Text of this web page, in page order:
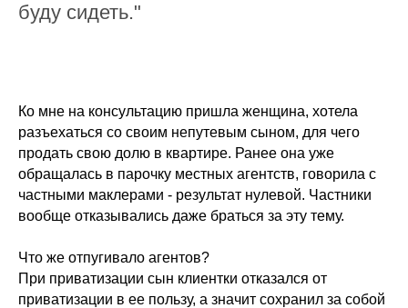
буду сидеть."
Ко мне на консультацию пришла женщина, хотела
разъехаться со своим непутевым сыном, для чего
продать свою долю в квартире. Ранее она уже
обращалась в парочку местных агентств, говорила с
частными маклерами - результат нулевой. Частники
вообще отказывались даже браться за эту тему.
Что же отпугивало агентов?
При приватизации сын клиентки отказался от
приватизации в ее пользу, а значит сохранил за собой